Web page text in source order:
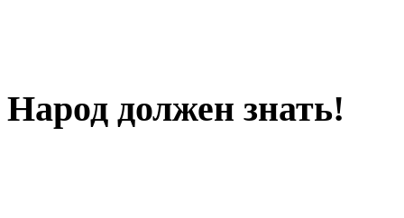
Народ должен знать!